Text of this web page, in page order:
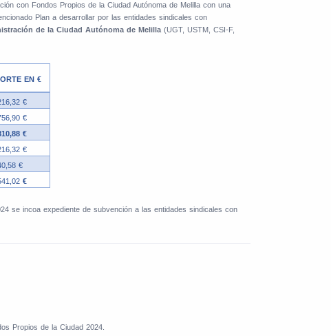
con Fondos Propios de la Ciudad Autónoma de Melilla con una
Plan a desarrollar por las entidades sindicales con
de la Ciudad Autónoma de Melilla (UGT, USTM, CSI-F,
EN €
€
€
€
€
€
€
se incoa expediente de subvención a las entidades sindicales con
Propios de la Ciudad 2024.